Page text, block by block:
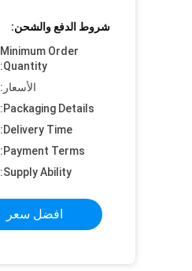
شروط الدفع والشحن:
Minimum Order
Quantity:
الأسعار:
Packaging Details:
Delivery Time:
Payment Terms:
Supply Ability:
افضل سعر